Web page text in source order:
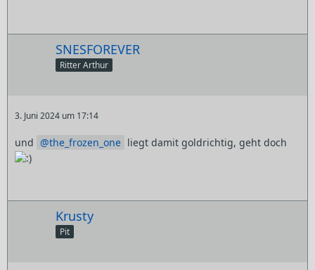
SNESFOREVER
Ritter Arthur
3. Juni 2024 um 17:14
und the_frozen_one liegt damit goldrichtig, geht doch
Krusty
Pit